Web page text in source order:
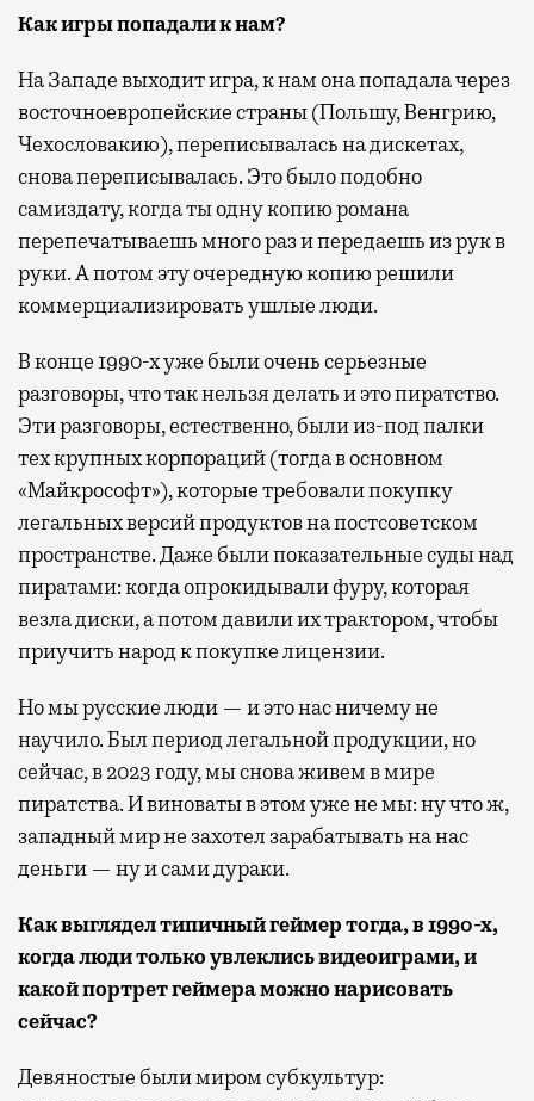
Как игры попадали к нам?
На Западе выходит игра, к нам она попадала через
восточноевропейские страны (Польшу, Венгрию,
Чехословакию), переписывалась на дискетах,
снова переписывалась. Это было подобно
самиздату, когда ты одну копию романа
перепечатываешь много раз и передаешь из рук в
руки. А потом эту очередную копию решили
коммерциализировать ушлые люди.
В конце 1990-х уже были очень серьезные
разговоры, что так нельзя делать и это пиратство.
Эти разговоры, естественно, были из-под палки
тех крупных корпораций (тогда в основном
«Майкрософт»), которые требовали покупку
легальных версий продуктов на постсоветском
пространстве. Даже были показательные суды над
пиратами: когда опрокидывали фуру, которая
везла диски, а потом давили их трактором, чтобы
приучить народ к покупке лицензии.
Но мы русские люди — и это нас ничему не
научило. Был период легальной продукции, но
сейчас, в 2023 году, мы снова живем в мире
пиратства. И виноваты в этом уже не мы: ну что ж,
западный мир не захотел зарабатывать на нас
деньги — ну и сами дураки.
Как выгляделтипичный геймер тогда, в1990-х,
когда люди только увлеклись видеоиграми, и
какой портрет геймера можно нарисовать
сейчас?
Девяностые были миром субкультур: